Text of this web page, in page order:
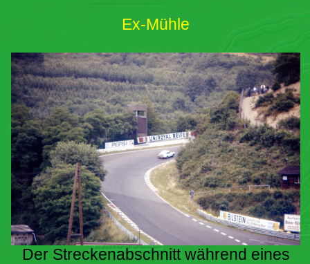
Ex-Mühle
Der Streckenabschnitt während eines